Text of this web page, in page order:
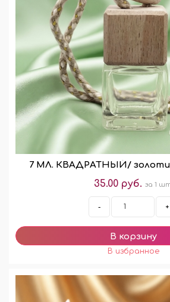
7 МЛ. КВАДРАТНЫЙ/
35.00 руб. за 1
- +